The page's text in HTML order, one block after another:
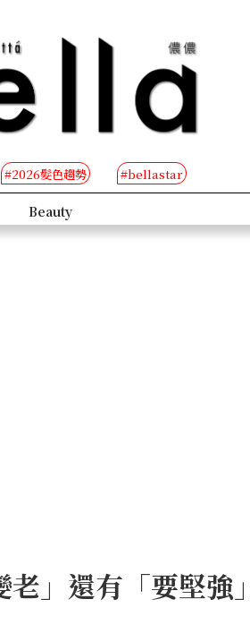
#2026髮色趨勢 #bellastar
Beauty
」還有「要堅強